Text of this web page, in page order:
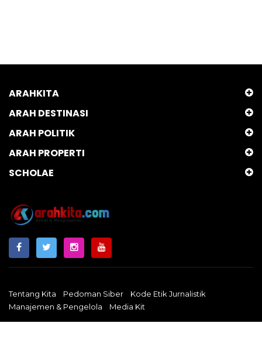
ARAHKITA
ARAH DESTINASI
ARAH POLITIK
ARAH PROPERTI
SCHOLAE
Tentang Kita Pedoman Siber
Kode Etik Jurnalistik
Manajemen & Pengelola
Media Kit